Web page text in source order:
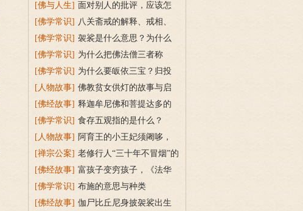
[佛与人生] 面对别人的批评，应该怎
么做？
[佛学常识] 八关斋戒的解释、戒相、
功德利益
[佛学常识] 袈裟是什么意思？为什么
叫福田衣？
[佛学常识] 为什么把佛法僧三者称
为“宝”？
[佛学常识] 为什么要皈依三宝？归投
三宝令身心安稳
[人物故事] 佛教贫女供灯的故事与启
示
[佛经故事] 释迦牟尼佛和菩提达多的
双头鸟故事
[佛学常识] 食存五观指的是什么？
[人物故事] 阿育王的小王妃须阇哆，
持戒穿素服得宝珠
[禅宗公案] 老修行人“三十年不冒烟”的
故事
[佛经故事] 富孩子变穷孩子，《法华
经》穷子喻的故事
[佛学常识] 布施的意思与种类
[佛经故事] 伽尸比丘尼身披袈裟出生